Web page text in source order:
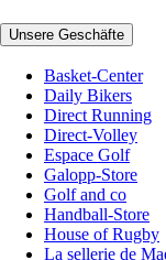
Unsere Geschäfte
Basket-Center
Daily Bikers
Direct Running
Direct-Volley
Espace Golf
Galopp-Store
Golf and co
Handball-Store
House of Rugby
La sellerie de